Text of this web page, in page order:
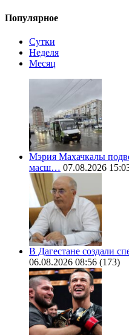
Популярное
Сутки
Неделя
Месяц
Мэрия Махачкалы
масш… 07.08.2026
В Дагестане создали
06.08.2026 08:56 (173)